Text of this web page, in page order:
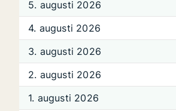
5. augusti 2026
4. augusti 2026
3. augusti 2026
2. augusti 2026
1. augusti 2026